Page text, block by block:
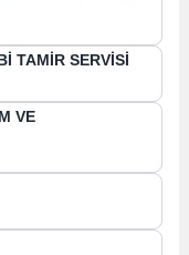
TAMİR SERVİSİ
VE